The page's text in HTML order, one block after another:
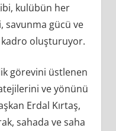
kulübün her
savunma gücü ve
oluşturuyor.
görevini üstlenen
ve yönünü
Erdal Kırtaş,
sahada ve saha